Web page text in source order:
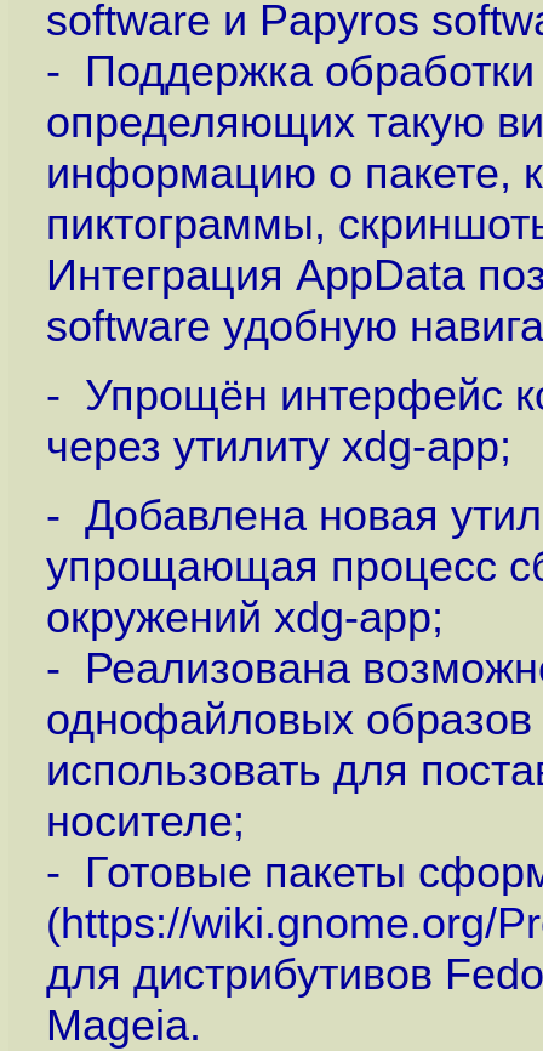
software и Papyros
- Поддержка
определяющих такую
информацию о пакете,
пиктограммы,
Интеграция AppData
software удобную
- Упрощён интерфейс
через утилиту xdg-app;
- Добавлена новая
упрощающая процесс
окружений xdg-app;
- Реализована
однофайловых
использовать для
носителе;
- Готовые пакеты
(https://wiki.gnome.org/
для дистрибутивов
Mageia.